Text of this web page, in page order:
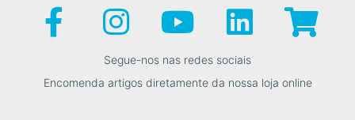
Segue-nos nas redes sociais
Encomenda artigos diretamente da nossa loja online